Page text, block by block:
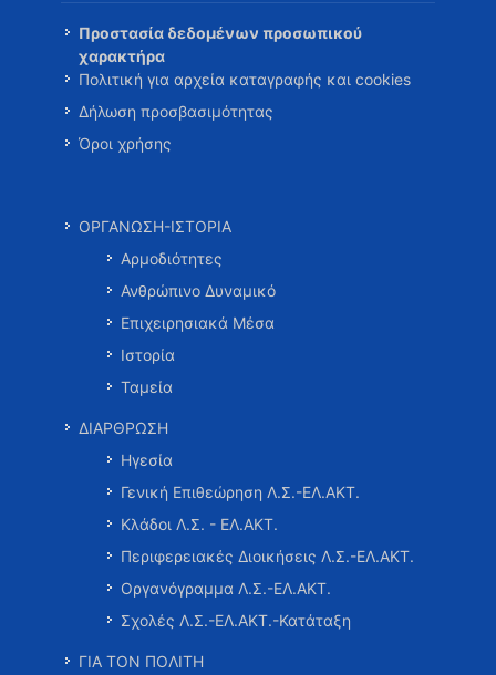
Προστασία δεδομένων προσωπικού
χαρακτήρα
Πολιτική για αρχεία καταγραφής και cookies
Δήλωση προσβασιμότητας
Όροι χρήσης
ΟΡΓΑΝΩΣΗ-ΙΣΤΟΡΙΑ
Αρμοδιότητες
Ανθρώπινο Δυναμικό
Επιχειρησιακά Μέσα
Ιστορία
Ταμεία
ΔΙΑΡΘΡΩΣΗ
Ηγεσία
Γενική Επιθεώρηση Λ.Σ.-ΕΛ.ΑΚΤ.
Κλάδοι Λ.Σ. - ΕΛ.ΑΚΤ.
Περιφερειακές Διοικήσεις Λ.Σ.-ΕΛ.ΑΚΤ.
Οργανόγραμμα Λ.Σ.-ΕΛ.ΑΚΤ.
Σχολές Λ.Σ.-ΕΛ.ΑΚΤ.-Κατάταξη
ΓΙΑ ΤΟΝ ΠΟΛΙΤΗ